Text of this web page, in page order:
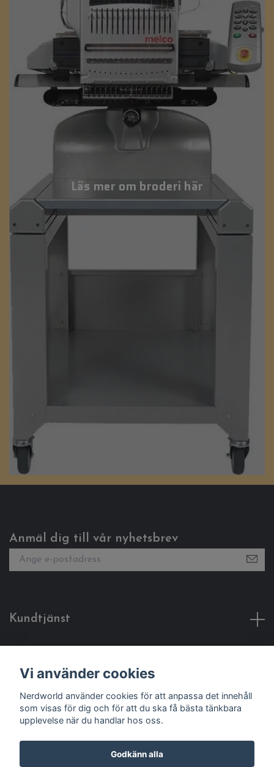
Läs mer om broderi här
Anmäl dig till vår nyhetsbrev
Kundtjänst
Sociala medier
Vi använder cookies
Nerdworld använder cookies för att anpassa det innehåll
som visas för dig och för att du ska få bästa tänkbara
upplevelse när du handlar hos oss.
Godkänn alla